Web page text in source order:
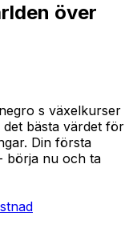
över
s växelkurser
det bästa värdet för
Din första
börja nu och ta